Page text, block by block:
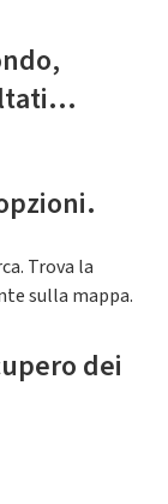
Trova la
sulla mappa.
dei